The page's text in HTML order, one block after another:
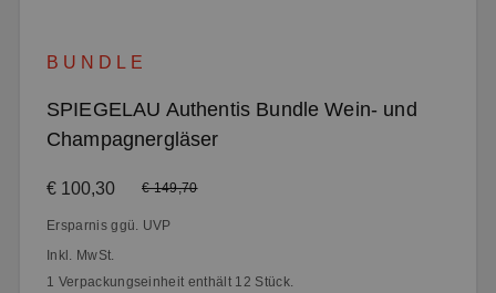
BUNDLE
SPIEGELAU Authentis Bundle Wein- und
Champagnergläser
Verkaufspreis:
€ 100,30 Regulärer Preis:
€ 149,70
Ersparnis ggü. UVP
Inkl. MwSt.
1 Verpackungseinheit enthält 12 Stück.